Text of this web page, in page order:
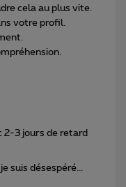
cela au plus vite.
votre profil.
2-3 jours de retard
suis désespéré...